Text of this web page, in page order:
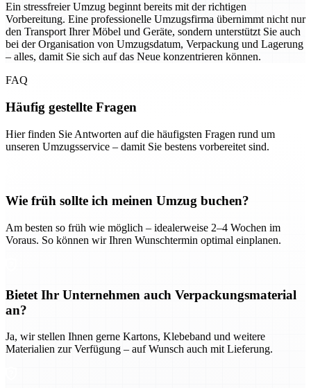
Ein stressfreier Umzug beginnt bereits mit der richtigen
Vorbereitung. Eine professionelle Umzugsfirma übernimmt nicht nur
den Transport Ihrer Möbel und Geräte, sondern unterstützt Sie auch
bei der Organisation von Umzugsdatum, Verpackung und Lagerung
– alles, damit Sie sich auf das Neue konzentrieren können.
FAQ
Häufig gestellte Fragen
Hier finden Sie Antworten auf die häufigsten Fragen rund um
unseren Umzugsservice – damit Sie bestens vorbereitet sind.
Wie früh sollte ich meinen Umzug buchen?
Am besten so früh wie möglich – idealerweise 2–4 Wochen im
Voraus. So können wir Ihren Wunschtermin optimal einplanen.
Bietet Ihr Unternehmen auch Verpackungsmaterial
an?
Ja, wir stellen Ihnen gerne Kartons, Klebeband und weitere
Materialien zur Verfügung – auf Wunsch auch mit Lieferung.